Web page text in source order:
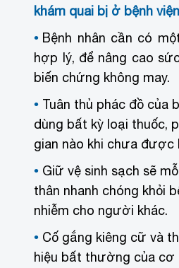
khám quai bị ở bệnh
Bệnh nhân cần có
hợp lý, để nâng cao
biến chứng không may.
Tuân thủ phác đồ của
dùng bất kỳ loại thuốc,
gian nào khi chưa được
Giữ vệ sinh sạch sẽ
thân nhanh chóng khỏi
nhiễm cho người khác.
Cố gắng kiêng cữ và
hiệu bất thường của cơ